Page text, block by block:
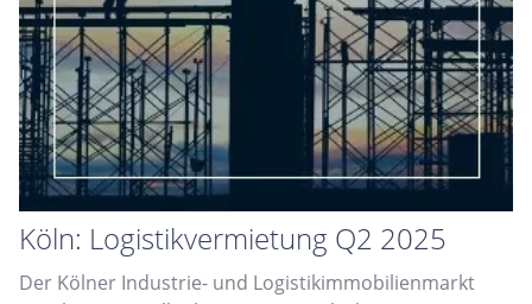
Köln: Logistikvermietung Q2 2025
Der Kölner Industrie- und Logistikimmobilienmarkt